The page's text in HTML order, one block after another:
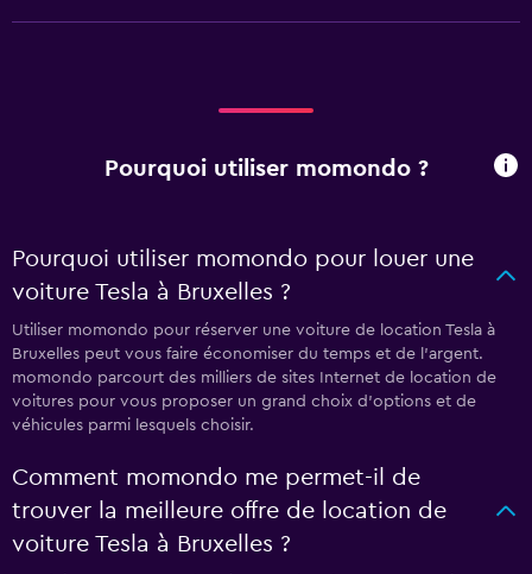
Pourquoi utiliser momondo ?
Pourquoi utiliser momondo pour louer une
voiture Tesla à Bruxelles ?
Utiliser momondo pour réserver une voiture de location Tesla à
Bruxelles peut vous faire économiser du temps et de l'argent.
momondo parcourt des milliers de sites Internet de location de
voitures pour vous proposer un grand choix d'options et de
véhicules parmi lesquels choisir.
Comment momondo me permet-il de
trouver la meilleure offre de location de
voiture Tesla à Bruxelles ?